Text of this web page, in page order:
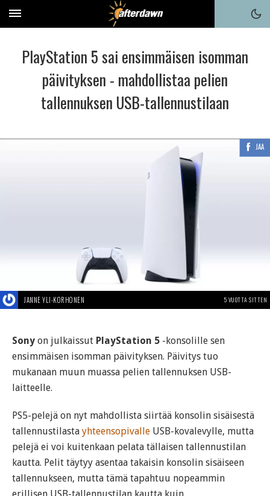
PlayStation 5 sai ensimmäisen isomman
päivityksen - mahdollistaa pelien
tallennuksen USB-tallennustilaan
JAA
JANNE YLI-KORHONEN 5 VUOTTA SITTEN
Sony on julkaissut PlayStation 5 -konsolille sen
ensimmäisen isomman päivityksen. Päivitys tuo
mukanaan muun muassa pelien tallennuksen USB-
laitteelle.
PS5-pelejä on nyt mahdollista siirtää konsolin sisäisestä
tallennustilasta yhteensopivalle USB-kovalevylle, mutta
pelejä ei voi kuitenkaan pelata tällaisen tallennustilan
kautta. Pelit täytyy asentaa takaisin konsolin sisäiseen
tallennukseen, mutta tämä tapahtuu nopeammin